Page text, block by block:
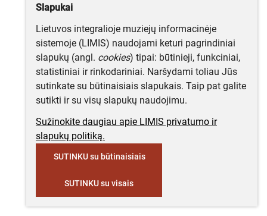
Slapukai
Lietuvos integralioje muziejų informacinėje
sistemoje (LIMIS) naudojami keturi pagrindiniai
slapukų (angl. cookies) tipai: būtinieji, funkciniai,
statistiniai ir rinkodariniai. Naršydami toliau Jūs
sutinkate su būtinaisiais slapukais. Taip pat galite
sutikti ir su visų slapukų naudojimu.
Sužinokite daugiau apie LIMIS privatumo ir
slapukų politiką.
SUTINKU su būtinaisiais
SUTINKU su visais